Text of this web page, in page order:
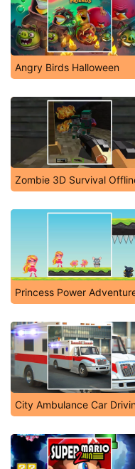
Angry Birds Halloween
Zombie 3D Survival
Princess Power
City Ambulance Car